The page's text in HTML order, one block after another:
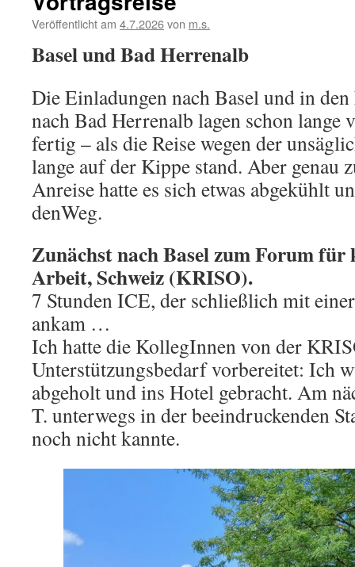
Veröffentlicht am 4.7.2026von m.s.
Basel und Bad Herrenalb
Die Einladungen nach Basel und in
nach Bad Herrenalb lagen schon lange
fertig – als die Reise wegen der
lange auf der Kippe stand. Aber genau
Anreise hatte es sich etwas abgekühlt
denWeg.
Zunächst nach Basel zum Forum für
Arbeit, Schweiz (KRISO).
7 Stunden ICE, der schließlich mit
ankam …
Ich hatte die KollegInnen von der
Unterstützungsbedarf vorbereitet: Ich
abgeholt und ins Hotel gebracht. Am
T. unterwegs in der beeindruckenden
noch nicht kannte.